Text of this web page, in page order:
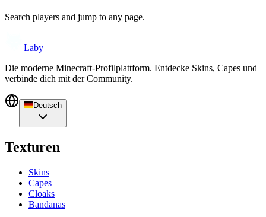
Search players and jump to any page.
Laby
Die moderne Minecraft-Profilplattform. Entdecke Skins, Capes und
verbinde dich mit der Community.
Deutsch
Texturen
Skins
Capes
Cloaks
Bandanas